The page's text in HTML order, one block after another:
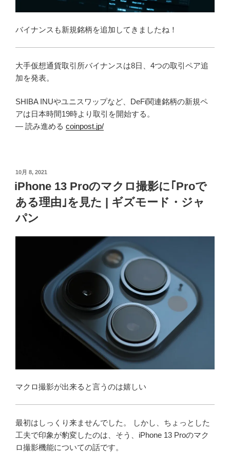
バイナンスも新規銘柄を追加してきましたね！
大手仮想通貨取引所バイナンスは8日、4つの取引ペア追
加を発表。
SHIBA INUやユニスワップなど、DeFi関連銘柄の新規ペ
アは日本時間19時より取引を開始する。
— 読み進める coinpost.jp/
投
稿
日:
10月 8, 2021
iPhone 13 Proのマクロ撮影に｢Proで
ある理由｣を見た | ギズモード・ジャ
パン
マクロ撮影が出来ると言うのは嬉しい
最初はしっくり来ませんでした。 しかし、ちょっとした
工夫で印象が豹変したのは、そう、iPhone 13 Proのマク
ロ撮影機能についての話です。